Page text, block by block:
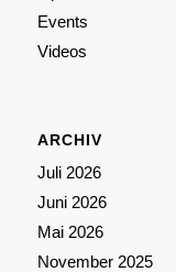
Events
Videos
ARCHIV
Juli 2026
Juni 2026
Mai 2026
November 2025